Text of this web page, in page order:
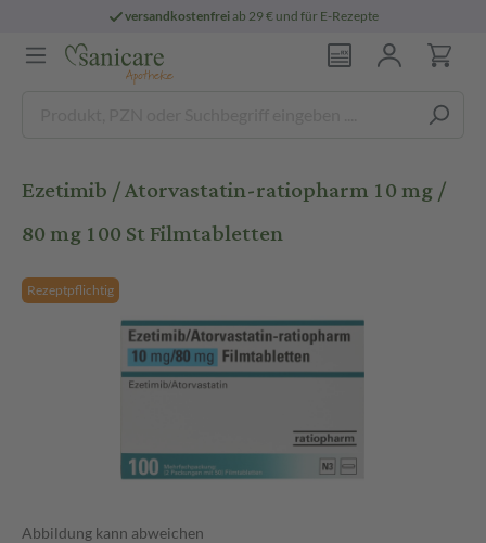
versandkostenfreiab 29 € und für E-Rezepte
Ezetimib / Atorvastatin-ratiopharm 10 mg /
80 mg 100 St Filmtabletten
Rezeptpflichtig
Abbildung kann abweichen